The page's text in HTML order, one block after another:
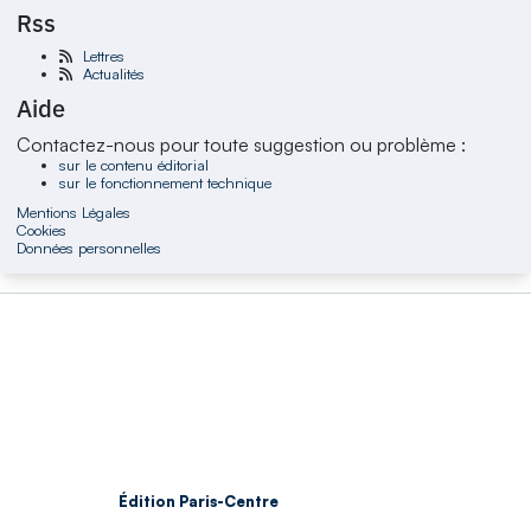
Rss
Lettres
Actualités
Aide
Contactez-nous pour toute suggestion ou problème :
sur le contenu éditorial
sur le fonctionnement technique
Mentions Légales
Cookies
Données personnelles
Édition Paris-Centre